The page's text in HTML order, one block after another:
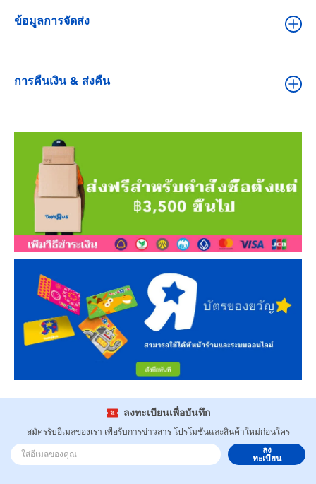
ข้อมูลการจัดส่ง
การคืนเงิน & ส่งคืน
ลงทะเบียนเพื่อบันทึก
สมัครรับอีเมลของเรา เพื่อรับการข่าวสาร โปรโมชั่นและสินค้าใหม่ก่อนใคร
ลง
ทะเบียน